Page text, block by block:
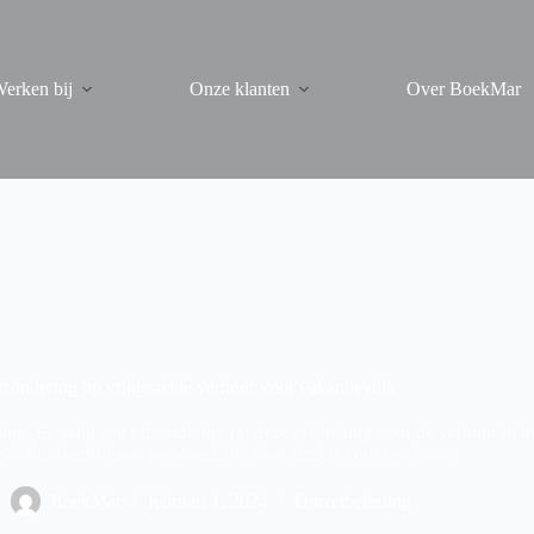
bij Onze klanten Over BoekMar